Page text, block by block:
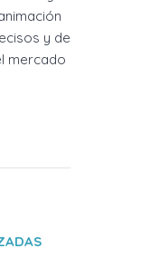
y de
mercado